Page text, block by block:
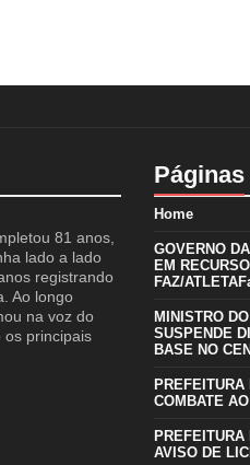
81 anos,
lado a lado
registrando
Ao longo
na voz do
os principais
Páginas
Home
GOVERNO
EM
FAZ/
MINISTRO
SUSPENDE
BASE NO
COMBATE
AVISO DE